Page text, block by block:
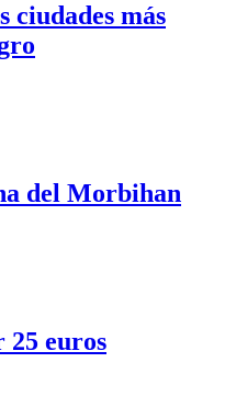
ciudades más
del Morbihan
euros